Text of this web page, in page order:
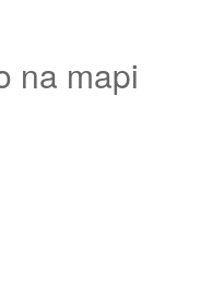
na mapi